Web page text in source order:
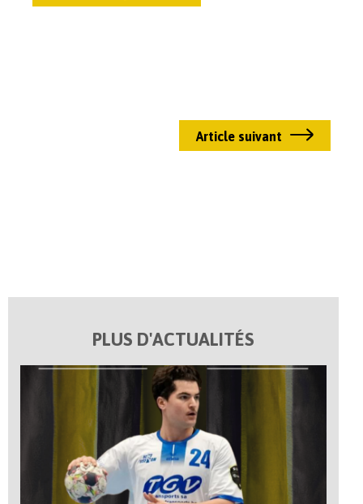
Article suivant
PLUS D'ACTUALITÉS